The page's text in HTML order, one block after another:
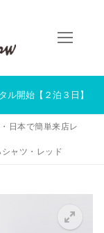
ル開始【２泊３日】
日本で簡単来店レ
ャツ・レッド